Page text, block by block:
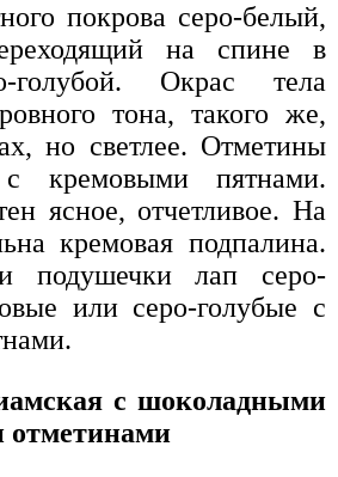
покрова серо-белый,
на спине в
голубой. Окрас тела
тона, такого же,
но светлее. Отметины
с кремовыми пятнами.
ясное, отчетливое. На
кремовая подпалина.
подушечки лап серо-
или серо-голубые с
с шоколадными
отметинами